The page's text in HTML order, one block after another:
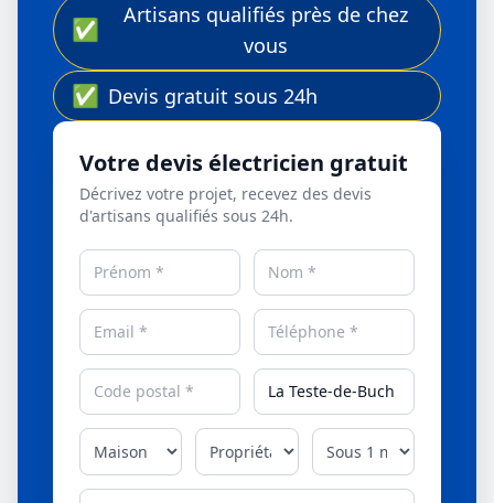
✅
Artisans qualifiés près de chez
vous
✅ Devis gratuit sous 24h
Votre devis électricien gratuit
Décrivez votre projet, recevez des devis
d'artisans qualifiés sous 24h.